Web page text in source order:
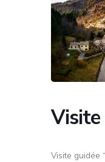
Visite guidée